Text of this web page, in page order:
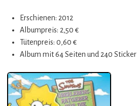
Erschienen: 2012
Albumpreis: 2,50 €
Tütenpreis: 0,60 €
Album mit 64 Seiten und 240 Sticker